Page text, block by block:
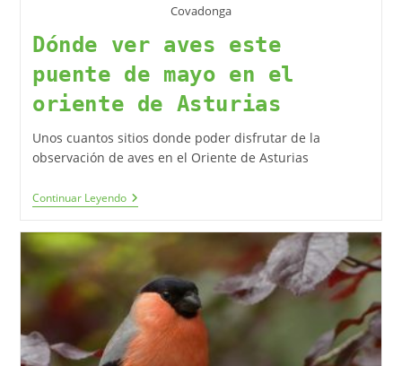
Covadonga
Dónde ver aves este
puente de mayo en el
oriente de Asturias
Unos cuantos sitios donde poder disfrutar de la
observación de aves en el Oriente de Asturias
Continuar Leyendo